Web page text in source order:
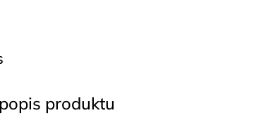
produktu